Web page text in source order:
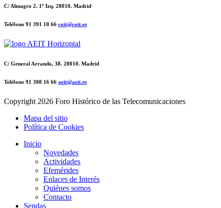
C/ Almagro 2. 1º Izq. 28010. Madrid
Teléfono 91 391 10 66 coit@coit.es
C/ General Arrando, 38. 28010. Madrid
Teléfono 91 308 16 66 aeit@aeit.es
Copyright 2026 Foro Histórico de las Telecomunicaciones
Mapa del sitio
Política de Cookies
Inicio
Novedades
Actividades
Efemérides
Enlaces de Interés
Quiénes somos
Contacto
Sendas